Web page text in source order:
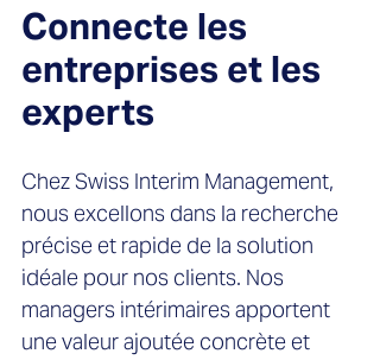
Connecte les
entreprises et les
experts
Chez Swiss Interim Management,
nous excellons dans la recherche
précise et rapide de la solution
idéale pour nos clients. Nos
managers intérimaires apportent
une valeur ajoutée concrète et